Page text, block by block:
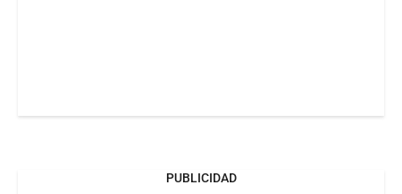
PUBLICIDAD